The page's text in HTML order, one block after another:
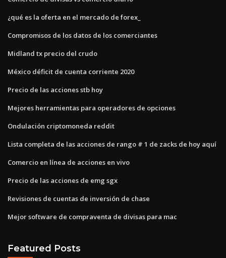
¿qué es la oferta en el mercado de forex_
Compromisos de los datos de los comerciantes
Midland tx precio del crudo
México déficit de cuenta corriente 2020
Precio de las acciones stb hoy
Mejores herramientas para operadores de opciones
Ondulación criptomoneda reddit
Lista completa de las acciones de rango # 1 de zacks de hoy aquí
Comercio en línea de acciones en vivo
Precio de las acciones de emg sgx
Revisiones de cuentas de inversión de chase
Mejor software de compraventa de divisas para mac
Featured Posts